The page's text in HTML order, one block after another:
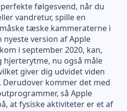
følgesvend, når du
vandretur, spille en
tæske kammeraterne i
version af Apple
i september 2020, kan,
hjerterytme, nu også måle
giver dig udvidet viden
kommer det med
så Apple
at fysiske aktiviteter er et af